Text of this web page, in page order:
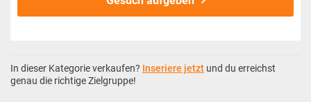
In dieser Kategorie verkaufen? Inseriere jetzt und du erreichst
genau die richtige Zielgruppe!